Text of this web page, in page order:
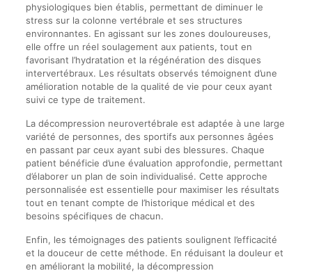
physiologiques bien établis, permettant de diminuer le
stress sur la colonne vertébrale et ses structures
environnantes. En agissant sur les zones douloureuses,
elle offre un réel soulagement aux patients, tout en
favorisant l’hydratation et la régénération des disques
intervertébraux. Les résultats observés témoignent d’une
amélioration notable de la qualité de vie pour ceux ayant
suivi ce type de traitement.
La décompression neurovertébrale est adaptée à une large
variété de personnes, des sportifs aux personnes âgées
en passant par ceux ayant subi des blessures. Chaque
patient bénéficie d’une évaluation approfondie, permettant
d’élaborer un plan de soin individualisé. Cette approche
personnalisée est essentielle pour maximiser les résultats
tout en tenant compte de l’historique médical et des
besoins spécifiques de chacun.
Enfin, les témoignages des patients soulignent l’efficacité
et la douceur de cette méthode. En réduisant la douleur et
en améliorant la mobilité, la décompression